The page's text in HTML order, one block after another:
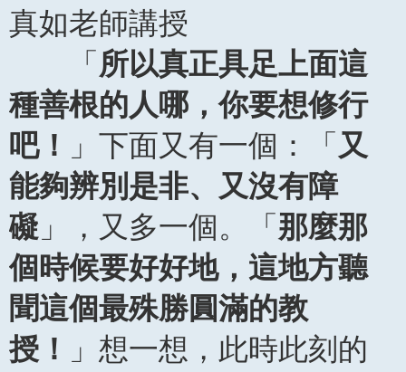
真如老師講授
「 所以真正具足上面這
種善根的人哪，你要想修行
吧！
」下面又有一個：「 又
能夠辨別是非、又沒有障
礙 」，又多一個。「 那麼那
個時候要好好地，這地方聽
聞這個最殊勝圓滿的教
授！
」想一想，此時此刻的